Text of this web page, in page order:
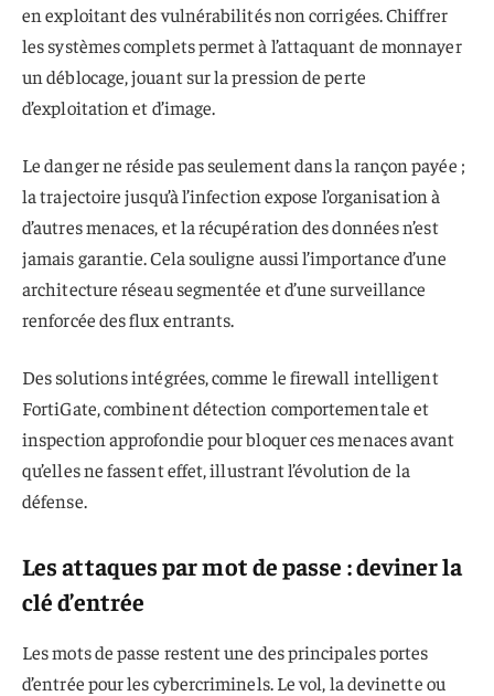
en exploitant des vulnérabilités non corrigées. Chiffrer
les systèmes complets permet à l’attaquant de monnayer
un déblocage, jouant sur la pression de perte
d’exploitation et d’image.
Le danger ne réside pas seulement dans la rançon payée ;
la trajectoire jusqu’à l’infection expose l’organisation à
d’autres menaces, et la récupération des données n’est
jamais garantie. Cela souligne aussi l’importance d’une
architecture réseau segmentée et d’une surveillance
renforcée des flux entrants.
Des solutions intégrées, comme le firewall intelligent
FortiGate, combinent détection comportementale et
inspection approfondie pour bloquer ces menaces avant
qu’elles ne fassent effet, illustrant l’évolution de la
défense.
Les attaques par mot de passe : deviner la
clé d’entrée
Les mots de passe restent une des principales portes
d’entrée pour les cybercriminels. Le vol, la devinette ou